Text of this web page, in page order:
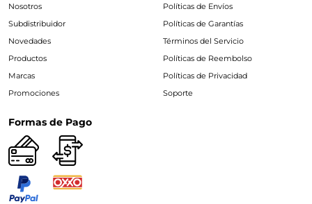
Nosotros
Subdistribuidor
Novedades
Productos
Marcas
Promociones
Políticas de Envíos
Políticas de Garantías
Términos del Servicio
Políticas de Reembolso
Políticas de Privacidad
Soporte
Formas de Pago